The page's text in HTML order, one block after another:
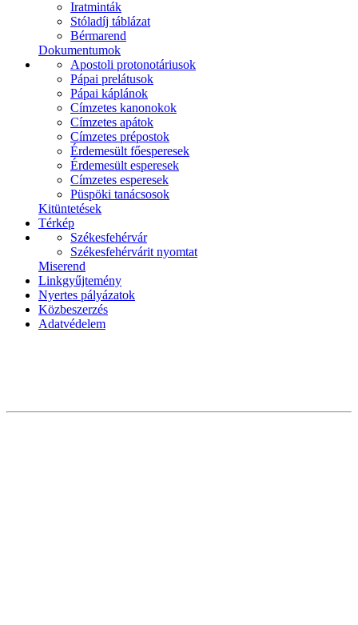
Iratminták
Stóladíj táblázat
Bérmarend
Dokumentumok
Apostoli protonotáriusok
Pápai prelátusok
Pápai káplánok
Címzetes kanonokok
Címzetes apátok
Címzetes prépostok
Érdemesült főesperesek
Érdemesült esperesek
Címzetes esperesek
Püspöki tanácsosok
Kitüntetések
Térkép
Székesfehérvár
Székesfehérvárit nyomtat
Miserend
Linkgyűjtemény
Nyertes pályázatok
Közbeszerzés
Adatvédelem